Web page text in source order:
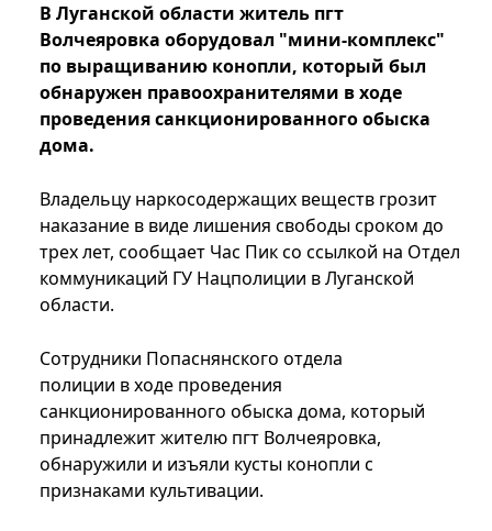
В Луганской области житель пгт
Волчеяровка оборудовал "мини-комплекс"
по выращиванию конопли, который был
обнаружен правоохранителями в ходе
проведения санкционированного обыска
дома.
Владельцу наркосодержащих веществ грозит
наказание в виде лишения свободы сроком до
трех лет, сообщает Час Пик со ссылкой на Отдел
коммуникаций ГУ Нацполиции в Луганской
области.
Сотрудники Попаснянского отдела
полиции в ходе проведения
санкционированного обыска дома, который
принадлежит жителю пгт Волчеяровка,
обнаружили и изъяли кусты конопли с
признаками культивации.